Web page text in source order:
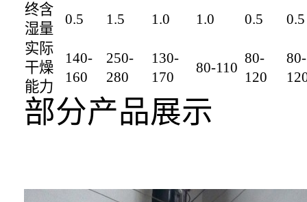
终含
湿量
0.5 1.5 1.0 1.0 0.5
0.5
实际
干燥
能力
140-
160
250-
280
130-
170
80-110
80-
120
80-
部分产品展示